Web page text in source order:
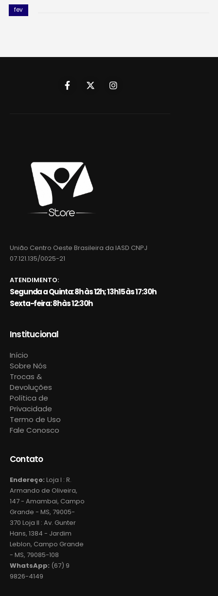
fev
União Centro Oeste Brasileira da IASD CNPJ
07.121.135/0025-21
ATENDIMENTO:
Segunda a Quinta: 8h às 12h; 13h15 às 17:30h
Sexta-feira: 8h às 12:30h
Institucional
Início
Sobre Nós
Trocas &
Devoluções
Política de
Privacidade
Termo de Uso
Fale Conosco
Contato
Endereço: Loja I : R.
Armando de Oliveira,
147 - Amambai, Campo
Grande - MS, 79005-
370 Loja II : Av. Gunter
Hans, 1384 - Jardim
Leblon, Campo Grande
- MS, 79085-108
WhatsApp: (67) 9
9826-4149